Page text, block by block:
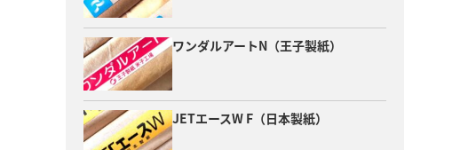
ワンダルアートN（王子製紙）
JETエースW F（日本製紙）